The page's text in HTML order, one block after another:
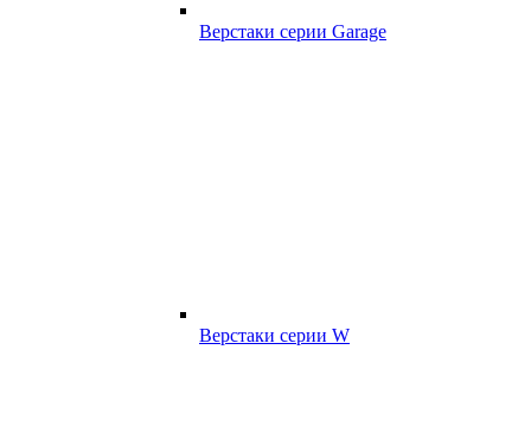
Верстаки серии Garage
Верстаки серии W